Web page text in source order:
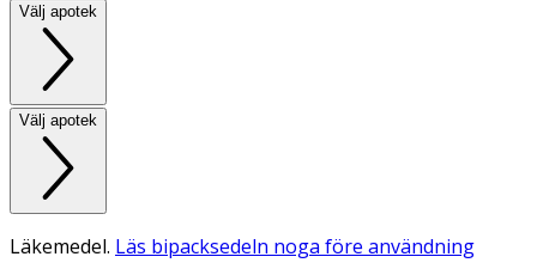
Välj apotek
Välj apotek
Läkemedel. Läs bipacksedeln noga före användning